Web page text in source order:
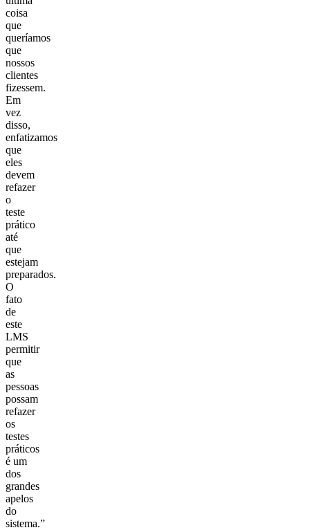
coisa
que
queríamos
que
nossos
clientes
fizessem.
Em
vez
disso,
enfatizamos
que
eles
devem
refazer
o
teste
prático
até
que
estejam
preparados.
O
fato
de
este
LMS
permitir
que
as
pessoas
possam
refazer
os
testes
práticos
é um
dos
grandes
apelos
do
sistema.”